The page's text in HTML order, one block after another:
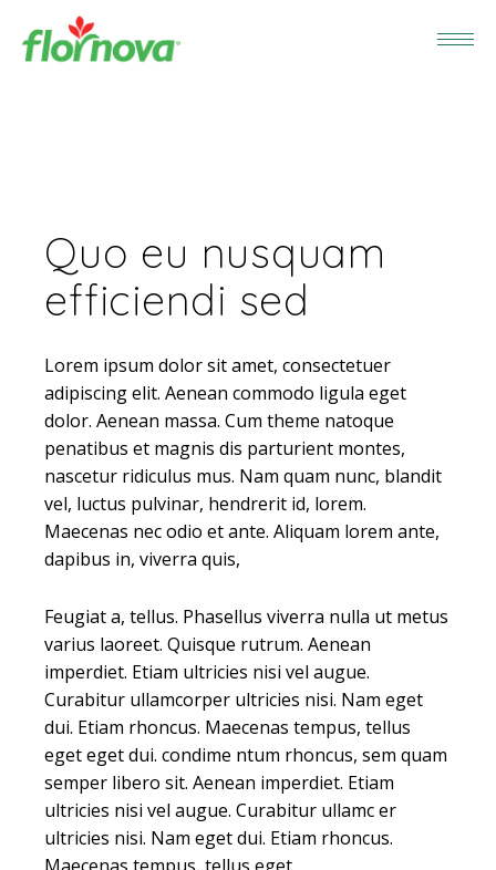
Quo eu nusquam
efficiendi sed
Lorem ipsum dolor sit amet, consectetuer
adipiscing elit. Aenean commodo ligula eget
dolor. Aenean massa. Cum theme natoque
penatibus et magnis dis parturient montes,
nascetur ridiculus mus. Nam quam nunc, blandit
vel, luctus pulvinar, hendrerit id, lorem.
Maecenas nec odio et ante. Aliquam lorem ante,
dapibus in, viverra quis,
Feugiat a, tellus. Phasellus viverra nulla ut metus
varius laoreet. Quisque rutrum. Aenean
imperdiet. Etiam ultricies nisi vel augue.
Curabitur ullamcorper ultricies nisi. Nam eget
dui. Etiam rhoncus. Maecenas tempus, tellus
eget eget dui. condime ntum rhoncus, sem quam
semper libero sit. Aenean imperdiet. Etiam
ultricies nisi vel augue. Curabitur ullamc er
ultricies nisi. Nam eget dui. Etiam rhoncus.